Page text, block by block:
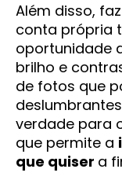
Além disso,
conta própria
oportunidade
brilho e
de fotos que
verdade para
que permite a
que quiser a